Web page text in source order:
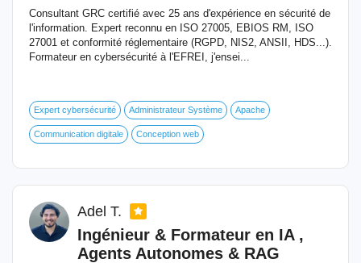
Consultant GRC certifié avec 25 ans d'expérience en sécurité de
l'information. Expert reconnu en ISO 27005, EBIOS RM, ISO
27001 et conformité réglementaire (RGPD, NIS2, ANSII, HDS...).
Formateur en cybersécurité à l'EFREI, j'ensei...
Expert cybersécurité Administrateur Système Apache
Communication digitale Conception web
Adel T.
Ingénieur & Formateur en IA ,
Agents Autonomes & RAG